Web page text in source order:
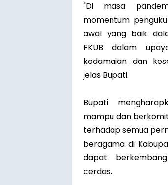
"Di masa
momentum
awal yang baik
FKUB dalam
kedamaian dan
jelas Bupati.
Bupati
mampu dan
terhadap semua
beragama di
dapat
cerdas.